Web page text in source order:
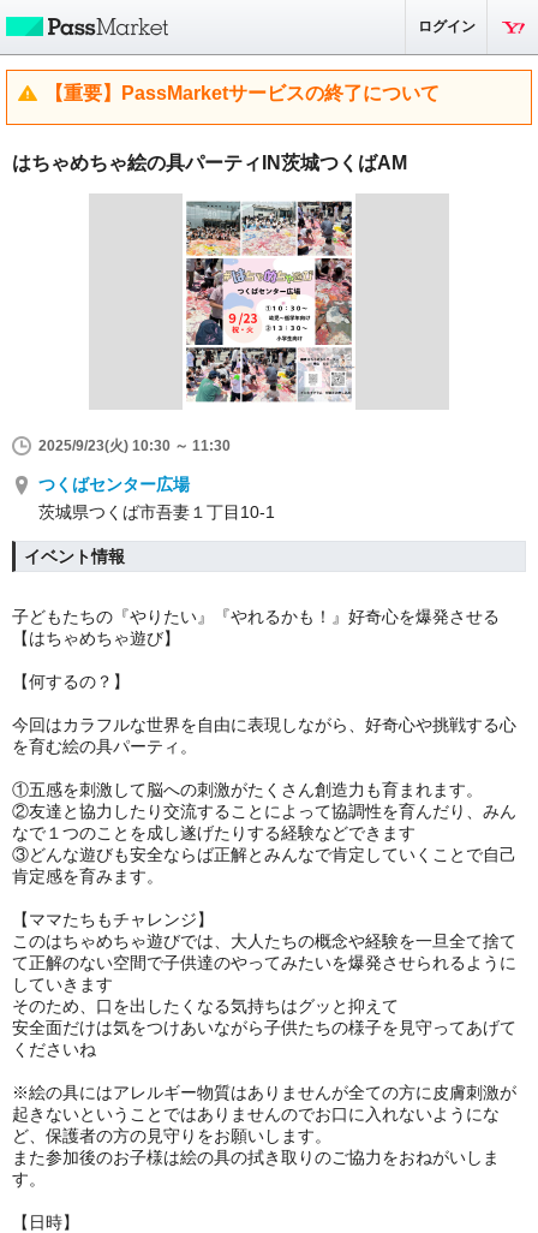
ログイン
【重要】PassMarketサービスの終了について
はちゃめちゃ絵の具パーティIN茨城つくばAM
2025/9/23(火) 10:30 ～ 11:30
つくばセンター広場
茨城県つくば市吾妻１丁目10-1
イベント情報
子どもたちの『やりたい』『やれるかも！』好奇心を爆発させる
【はちゃめちゃ遊び】
【何するの？】
今回はカラフルな世界を自由に表現しながら、好奇心や挑戦する心
を育む絵の具パーティ。
①五感を刺激して脳への刺激がたくさん︎創造力も育まれます。
②友達と協力したり交流することによって協調性を育んだり、みん
なで１つのことを成し遂げたりする経験などできます︎
③どんな遊びも安全ならば正解とみんなで肯定していくことで自己
肯定感を育みます。
【ママたちもチャレンジ】
このはちゃめちゃ遊びでは、大人たちの概念や経験を一旦全て捨て
て正解のない空間で子供達のやってみたいを爆発させられるように
していきます︎
そのため、口を出したくなる気持ちはグッと抑えて
安全面だけは気をつけあいながら子供たちの様子を見守ってあげて
くださいね︎
※絵の具にはアレルギー物質はありませんが全ての方に皮膚刺激が
起きないということではありませんのでお口に入れないようにな
ど、保護者の方の見守りをお願いします。
また参加後のお子様は絵の具の拭き取りのご協力をおねがいしま
す。
【日時】